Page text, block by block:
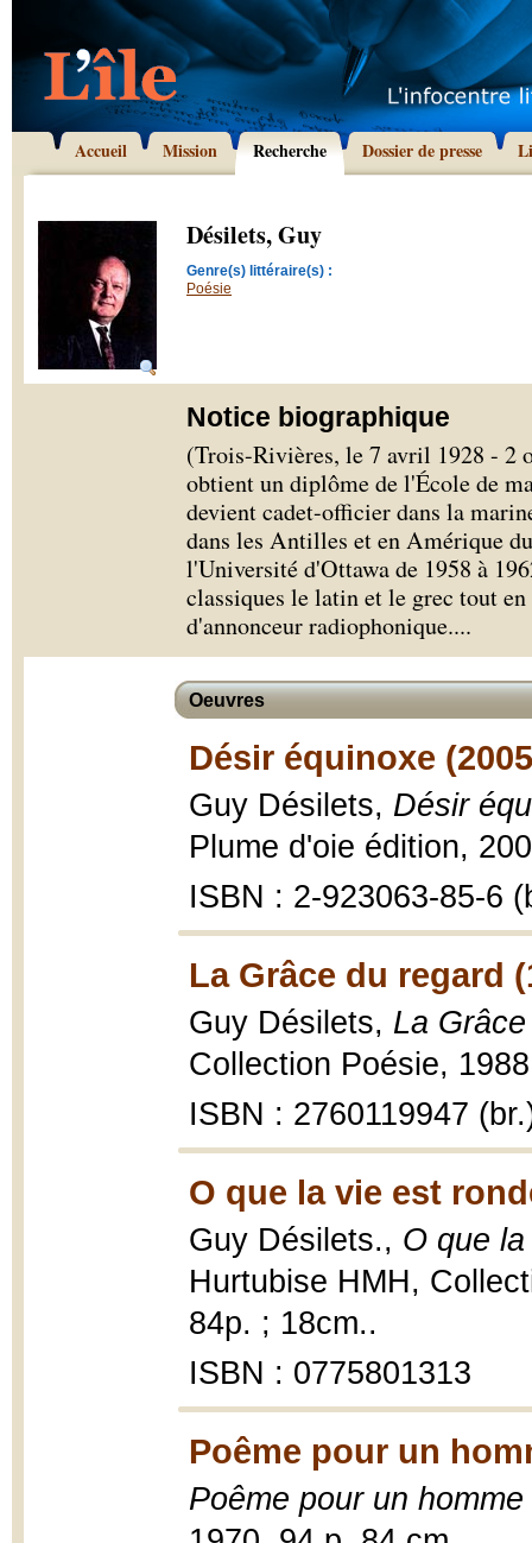
Accueil Mission Recherche Dossier de presse
Désilets, Guy
Genre(s) littéraire(s) :
Poésie
Notice biographique
(Trois-Rivières, le 7 avril 1928 - 2
obtient un diplôme de l'École de
devient cadet-officier dans la
dans les Antilles et en Amérique
l'Université d'Ottawa de 1958 à
classiques le latin et le grec tout
d'annonceur radiophonique....
Oeuvres
Désir équinoxe
Guy Désilets, Désir
Plume d'oie édition,
ISBN : 2-923063-85-6
La Grâce du regard
Guy Désilets, La
Collection Poésie,
ISBN : 2760119947
O que la vie est
Guy Désilets., O que
Hurtubise HMH,
84p. ; 18cm..
ISBN : 0775801313
Poême pour un
Poême pour un